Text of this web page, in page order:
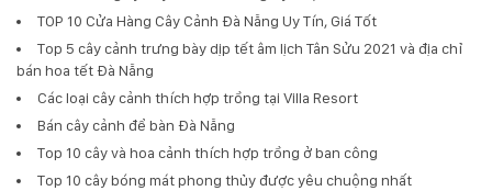
TOP 10 Cửa Hàng Cây Cảnh Đà Nẵng Uy Tín, Giá Tốt
Top 5 cây cảnh trưng bày dịp tết âm lịch Tân Sửu 2021 và địa chỉ
bán hoa tết Đà Nẵng
Các loại cây cảnh thích hợp trồng tại Villa Resort
Bán cây cảnh để bàn Đà Nẵng
Top 10 cây và hoa cảnh thích hợp trồng ở ban công
Top 10 cây bóng mát phong thủy được yêu chuộng nhất